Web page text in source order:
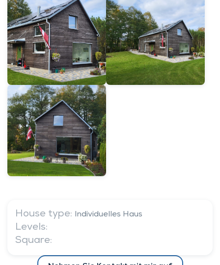
House type: Individuelles Haus
Levels:
Square: